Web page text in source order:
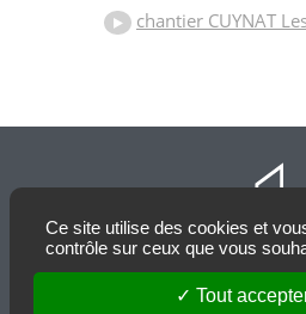
chantier CUYNAT
Ce site utilise des cookies et
contrôle sur ceux que vous
Tout